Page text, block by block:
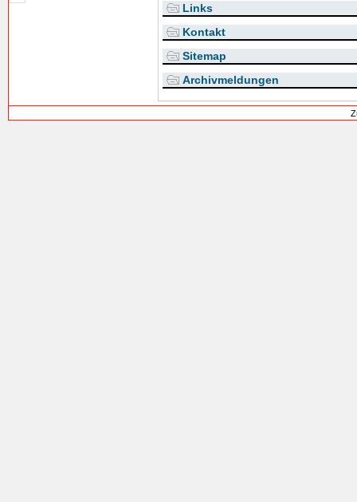
Links
Kontakt
Sitemap
Archivmeldungen